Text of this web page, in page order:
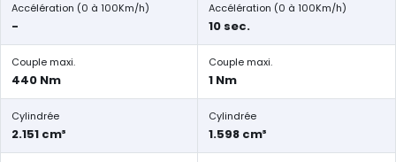
Accélération (0 à 100Km/h)
-
Accélération (0 à 100Km/h)
10 sec.
Couple maxi.
440 Nm
Couple maxi.
1 Nm
Cylindrée
2.151 cm³
Cylindrée
1.598 cm³